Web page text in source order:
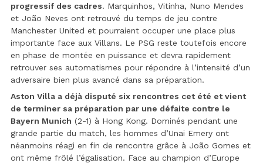
progressif des cadres. Marquinhos, Vitinha, Nuno Mendes
et João Neves ont retrouvé du temps de jeu contre
Manchester United et pourraient occuper une place plus
importante face aux Villans. Le PSG reste toutefois encore
en phase de montée en puissance et devra rapidement
retrouver ses automatismes pour répondre à l’intensité d’un
adversaire bien plus avancé dans sa préparation.
Aston Villa a déjà disputé six rencontres cet été et vient
de terminer sa préparation par une défaite contre le
Bayern Munich (2-1) à Hong Kong. Dominés pendant une
grande partie du match, les hommes d’Unai Emery ont
néanmoins réagi en fin de rencontre grâce à João Gomes et
ont même frôlé l’égalisation. Face au champion d’Europe